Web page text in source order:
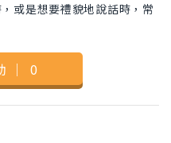
或是想要禮貌地說話時，常
｜ 0